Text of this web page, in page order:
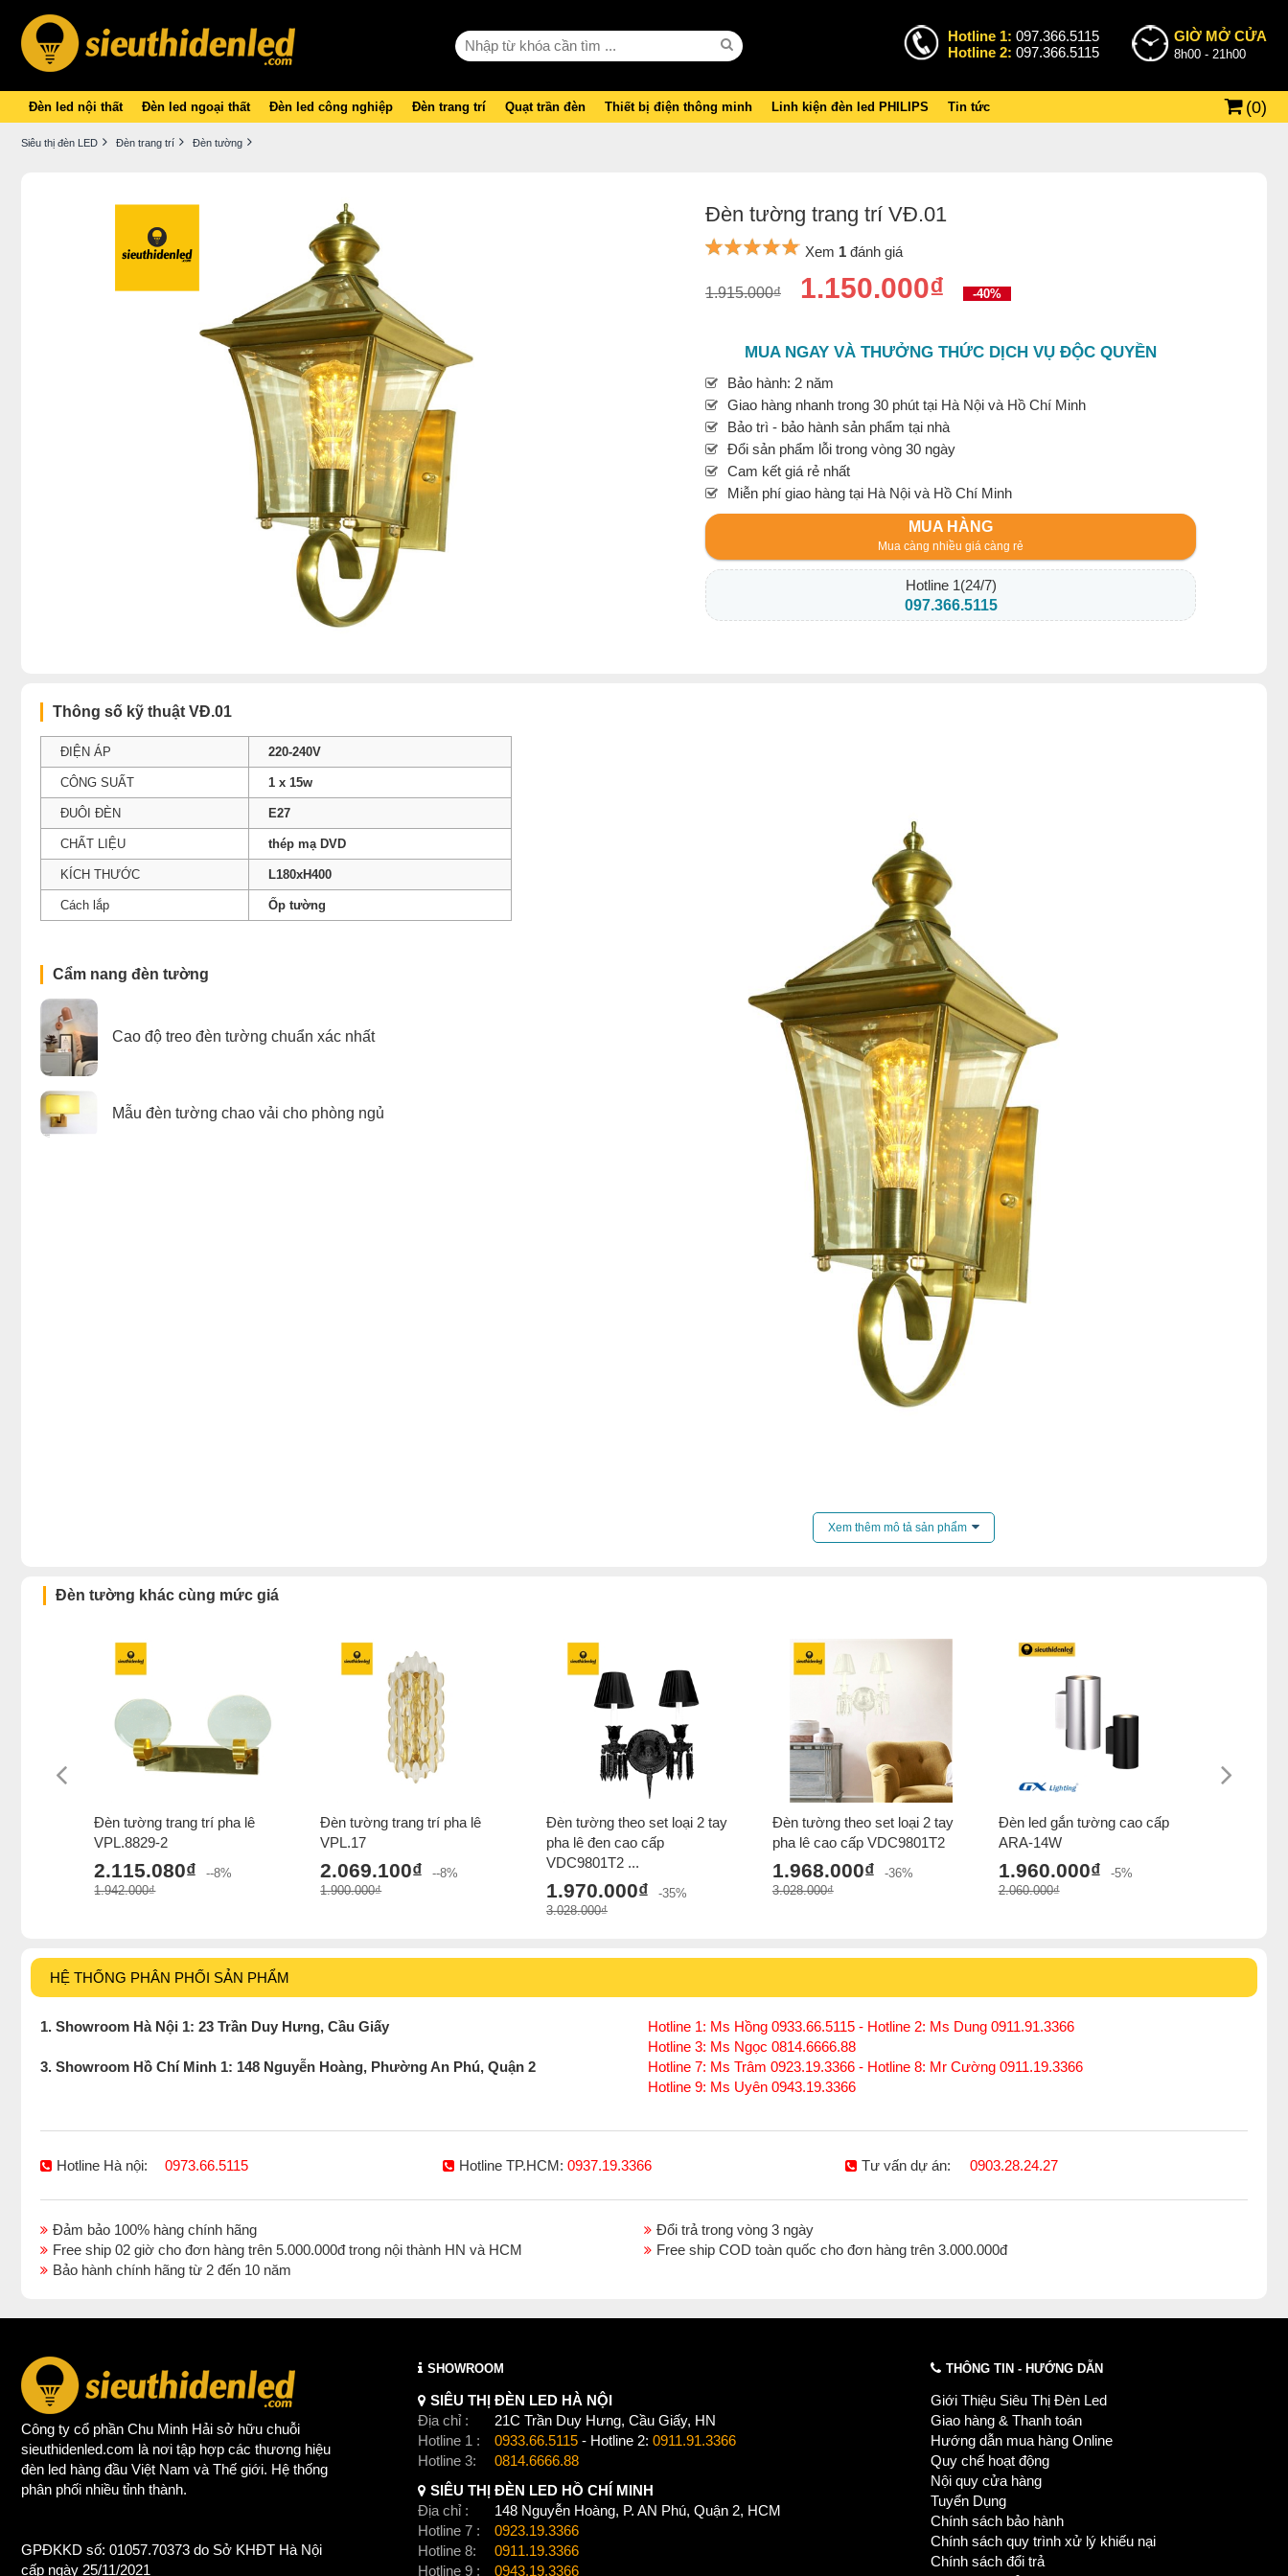
Hotline 1: 097.366.5115
Hotline 2: 097.366.5115
GIỜ MỞ CỬA
8h00 - 21h00
Đèn led nội thất Đèn led ngoại thất Đèn led công nghiệp Đèn trang trí Quạt trần đèn Thiết bị điện thông minh Linh kiện đèn led PHILIPS Tin tức (0)
Siêu thị đèn LED Đèn trang trí Đèn tường
Đèn tường trang trí VĐ.01
Xem 1 đánh giá
1.915.000₫ 1.150.000₫ -40%
MUA NGAY VÀ THƯỞNG THỨC DỊCH VỤ ĐỘC QUYỀN
Bảo hành: 2 năm
Giao hàng nhanh trong 30 phút tại Hà Nội và Hồ Chí Minh
Bảo trì - bảo hành sản phẩm tại nhà
Đổi sản phẩm lỗi trong vòng 30 ngày
Cam kết giá rẻ nhất
Miễn phí giao hàng tại Hà Nội và Hồ Chí Minh
MUA HÀNG
Mua càng nhiều giá càng rẻ
Hotline 1(24/7)
097.366.5115
Thông số kỹ thuật VÐ.01
ĐIỆN ÁP 220-240V
CÔNG SUẤT 1 x 15w
ĐUÔI ĐÈN E27
CHẤT LIỆU thép mạ DVD
KÍCH THƯỚC L180xH400
Cách lắp Ốp tường
Cẩm nang đèn tường
Cao độ treo đèn tường chuẩn xác nhất
Mẫu đèn tường chao vải cho phòng ngủ
Click để xem thêm chiết khấu, quà tặng và khuyến mãi củađèn tường.
Đèn tường mặt nhà,Đèn tường ban công
Xem thêm mô tả sản phẩm
Đèn tường khác cùng mức giá
Đèn tường trang trí pha lê
VPL.8829-2
2.115.080₫
--8%
1.942.000₫
Đèn tường trang trí pha lê
VPL.17
2.069.100₫
--8%
1.900.000₫
Đèn tường theo set loại 2 tay
pha lê đen cao cấp
VDC9801T2 ...
1.970.000₫
-35%
3.028.000₫
Đèn tường theo set loại 2 tay
pha lê cao cấp VDC9801T2
1.968.000₫
-36%
3.028.000₫
Đèn led gắn tường cao cấp
ARA-14W
1.960.000₫
-5%
2.060.000₫
HỆ THỐNG PHÂN PHỐI SẢN PHẨM
1. Showroom Hà Nội 1: 23 Trần Duy Hưng, Cầu Giấy
Hotline 1: Ms Hồng 0933.66.5115 - Hotline 2: Ms Dung 0911.91.3366
Hotline 3: Ms Ngọc 0814.6666.88
3. Showroom Hồ Chí Minh 1: 148 Nguyễn Hoàng, Phường An Phú, Quận 2
Hotline 7: Ms Trâm 0923.19.3366 - Hotline 8: Mr Cường 0911.19.3366
Hotline 9: Ms Uyên 0943.19.3366
Hotline Hà nội: 0973.66.5115 Hotline TP.HCM: 0937.19.3366 Tư vấn dự án: 0903.28.24.27
Đảm bảo 100% hàng chính hãng
Đổi trả trong vòng 3 ngày
Free ship 02 giờ cho đơn hàng trên 5.000.000đ trong nội thành HN và HCM
Free ship COD toàn quốc cho đơn hàng trên 3.000.000đ
Bảo hành chính hãng từ 2 đến 10 năm
Công ty cổ phần Chu Minh Hải sở hữu chuỗi
sieuthidenled.com là nơi tập hợp các thương hiệu
đèn led hàng đầu Việt Nam và Thế giới. Hệ thống
phân phối nhiều tỉnh thành.
GPĐKKD số: 01057.70373 do Sở KHĐT Hà Nội
cấp ngày 25/11/2021
SHOWROOM
SIÊU THỊ ĐÈN LED HÀ NỘI
Địa chỉ :
21C Trần Duy Hưng, Cầu Giấy, HN
Hotline 1 :
0933.66.5115 - Hotline 2: 0911.91.3366
Hotline 3:
0814.6666.88
SIÊU THỊ ĐÈN LED HỒ CHÍ MINH
Địa chỉ :
148 Nguyễn Hoàng, P. AN Phú, Quận 2, HCM
Hotline 7 :
0923.19.3366
Hotline 8:
0911.19.3366
Hotline 9 :
0943.19.3366
THÔNG TIN - HƯỚNG DẪN
Giới Thiệu Siêu Thị Đèn Led
Giao hàng & Thanh toán
Hướng dẫn mua hàng Online
Quy chế hoạt động
Nội quy cửa hàng
Tuyển Dụng
Chính sách bảo hành
Chính sách quy trình xử lý khiếu nại
Chính sách đổi trả